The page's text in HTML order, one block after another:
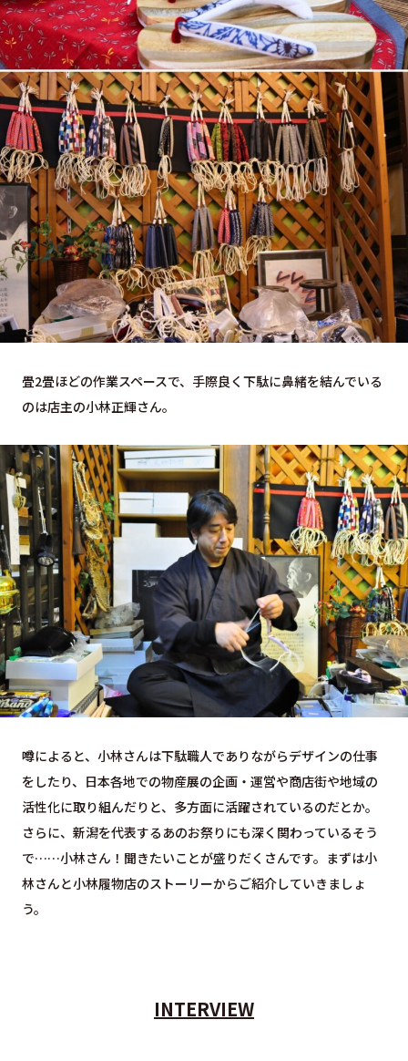
畳2畳ほどの作業スペースで、手際良く下駄に鼻緒を結んでいる
のは店主の小林正輝さん。
噂によると、小林さんは下駄職人でありながらデザインの仕事
をしたり、日本各地での物産展の企画・運営や商店街や地域の
活性化に取り組んだりと、多方面に活躍されているのだとか。
さらに、新潟を代表するあのお祭りにも深く関わっているそう
で……小林さん！聞きたいことが盛りだくさんです。まずは小
林さんと小林履物店のストーリーからご紹介していきましょ
う。
INTERVIEW